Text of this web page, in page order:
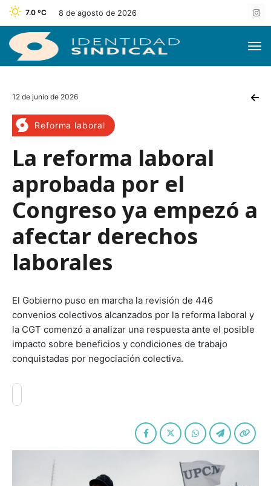
7.0 ºC 8 de agosto de 2026
12 de junio de 2026
Reforma laboral
La reforma laboral
aprobada por el
Congreso ya empezó a
afectar derechos
laborales
El Gobierno puso en marcha la revisión de 446
convenios colectivos alcanzados por la reforma laboral y
la CGT comenzó a analizar una respuesta ante el posible
impacto sobre beneficios y condiciones de trabajo
conquistadas por negociación colectiva.